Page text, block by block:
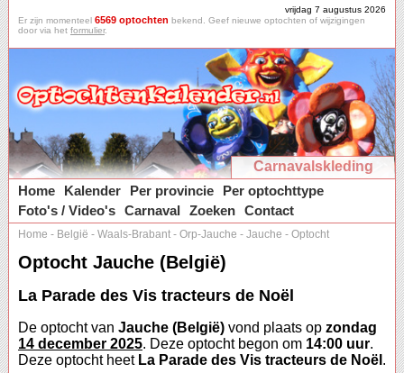
vrijdag 7 augustus 2026
Er zijn momenteel 6569 optochten bekend. Geef nieuwe optochten of wijzigingen
door via het formulier.
Carnavalskleding
Home
Kalender Per provincie
Per optochttype
Foto's / Video's Carnaval Zoeken Contact
Home - België - Waals-Brabant - Orp-Jauche - Jauche - Optocht
Optocht Jauche (België)
La Parade des Vis tracteurs de Noël
De optocht van Jauche (België) vond plaats op zondag
14 december 2025. Deze optocht begon om 14:00 uur.
Deze optocht heet La Parade des Vis tracteurs de Noël .